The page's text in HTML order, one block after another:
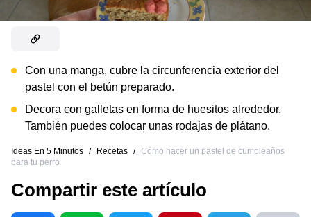
Con una manga, cubre la circunferencia exterior del
pastel con el betún preparado.
Decora con galletas en forma de huesitos alrededor.
También puedes colocar unas rodajas de plátano.
Ideas En 5 Minutos / Recetas / Cómo hacer un pastel de cumpleaños
para tu perro
Compartir este artículo